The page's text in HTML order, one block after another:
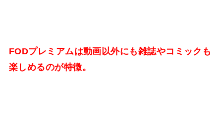
FODプレミアムは動画以外にも雑誌やコミックも
楽しめるのが特徴。